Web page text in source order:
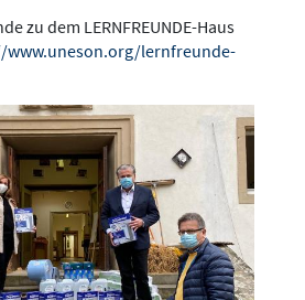
zu dem LERNFREUNDE-Haus
www.uneson.org/lernfreunde-